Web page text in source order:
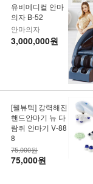
유비메디컬 안마
의자 B-52
안마의자
3,000,000원
[웰뷰텍] 강력해진
핸드안마기 뉴 다
람쥐 안마기 V-88
8
75,000원
75,000원